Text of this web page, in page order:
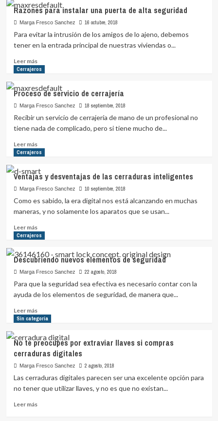
Ventajas
y
desventajas
de
un
de
cerrajería
Razones para instalar una puerta de alta seguridad
Marga Fresco Sanchez 16 octubre, 2018
Para evitar la intrusión de los amigos de lo ajeno, debemos
tener en la entrada principal de nuestras viviendas o...
Leer másLeer
más
Razones
para
instalar
una
puerta
alta
seguridad
Cerrajeros
Proceso de servicio de cerrajería
Marga Fresco Sanchez 18 septiembre, 2018
Recibir un servicio de cerrajería de mano de un profesional no
tiene nada de complicado, pero si tiene mucho de...
Leer másLeer
más
Proceso
de
servicio
de
Cerrajeros
Ventajas y desventajas de las cerraduras inteligentes
Marga Fresco Sanchez 10 septiembre, 2018
Como es sabido, la era digital nos está alcanzando en muchas
maneras, y no solamente los aparatos que se usan...
Leer másLeer
más
Ventajas
y
desventajas
de
las
inteligentes
Cerrajeros
Descubriendo nuevos elementos de seguridad
Marga Fresco Sanchez 22 agosto, 2018
Para que la seguridad sea efectiva es necesario contar con la
ayuda de los elementos de seguridad, de manera que...
Leer másLeer
más
Descubriendo
nuevos
elementos
de
seguridad
Sin categoría
No te preocupes por extraviar llaves si compras
cerraduras digitales
Marga Fresco Sanchez 2 agosto, 2018
Las cerraduras digitales parecen ser una excelente opción para
no tener que utilizar llaves, y no es que no existan...
Leer másLeer